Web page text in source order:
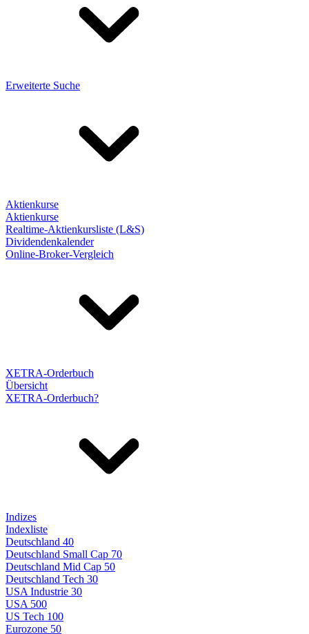
Erweiterte Suche
Aktienkurse
Aktienkurse
Realtime-Aktienkursliste (L&S)
Dividendenkalender
Online-Broker-Vergleich
XETRA-Orderbuch
Übersicht
XETRA-Orderbuch?
Indizes
Indexliste
Deutschland 40
Deutschland Small Cap 70
Deutschland Mid Cap 50
Deutschland Tech 30
USA Industrie 30
USA 500
US Tech 100
Eurozone 50